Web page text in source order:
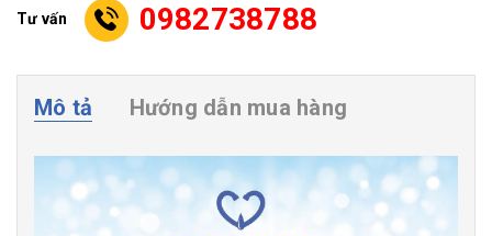
Tư vấn 0982738788
Mô tả Hướng dẫn mua hàng